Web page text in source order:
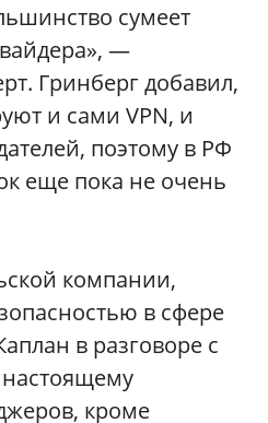
сумеет
—
Гринберг добавил,
и сами VPN, и
поэтому в РФ
еще пока не очень
компании,
в сфере
в разговоре с
настоящему
кроме